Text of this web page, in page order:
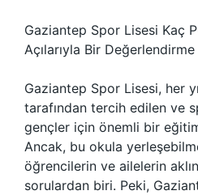
Gaziantep Spor Lisesi Kaç
Açılarıyla Bir Değerlendirme
Gaziantep Spor Lisesi, her
tarafından tercih edilen ve
gençler için önemli bir
Ancak, bu okula
öğrencilerin ve ailelerin
sorulardan biri. Peki,